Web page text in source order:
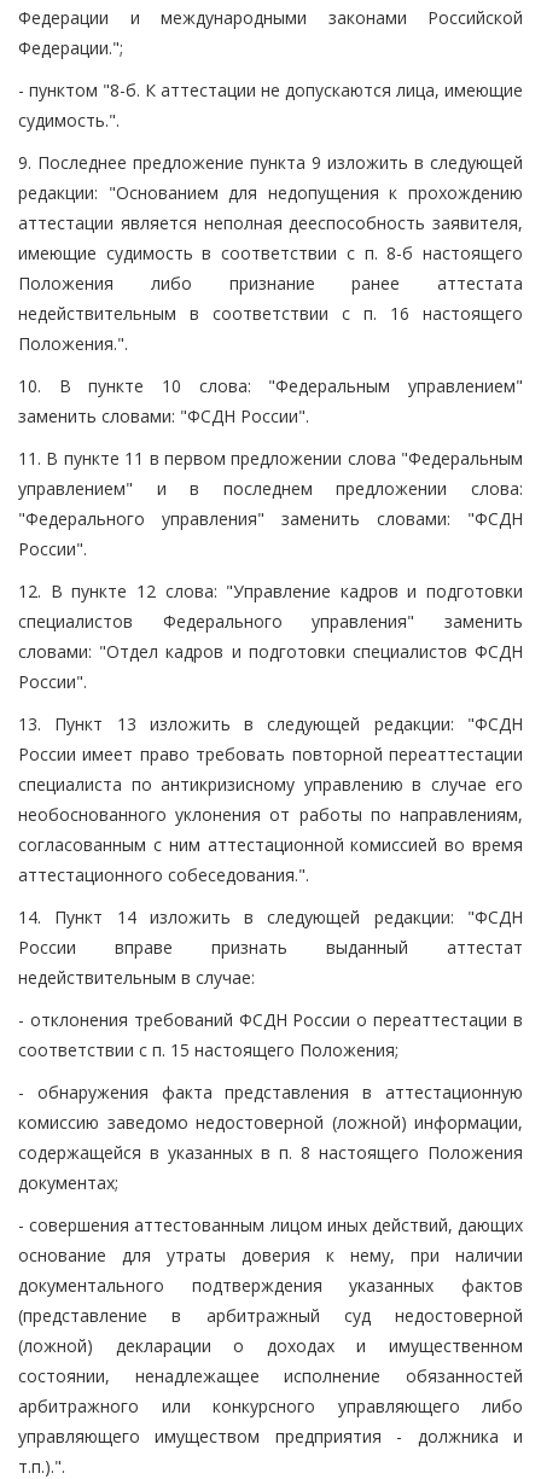
Федерации и международными законами Российской
Федерации.";
- пунктом "8-б. К аттестации не допускаются лица, имеющие
судимость.".
9. Последнее предложение пункта 9 изложить в следующей
редакции: "Основанием для недопущения к прохождению
аттестации является неполная дееспособность заявителя,
имеющие судимость в соответствии с п. 8-б настоящего
Положения либо признание ранее аттестата
недействительным в соответствии с п. 16 настоящего
Положения.".
10. В пункте 10 слова: "Федеральным управлением"
заменить словами: "ФСДН России".
11. В пункте 11 в первом предложении слова "Федеральным
управлением" и в последнем предложении слова:
"Федерального управления" заменить словами: "ФСДН
России".
12. В пункте 12 слова: "Управление кадров и подготовки
специалистов Федерального управления" заменить
словами: "Отдел кадров и подготовки специалистов ФСДН
России".
13. Пункт 13 изложить в следующей редакции: "ФСДН
России имеет право требовать повторной переаттестации
специалиста по антикризисному управлению в случае его
необоснованного уклонения от работы по направлениям,
согласованным с ним аттестационной комиссией во время
аттестационного собеседования.".
14. Пункт 14 изложить в следующей редакции: "ФСДН
России вправе признать выданный аттестат
недействительным в случае:
- отклонения требований ФСДН России о переаттестации в
соответствии с п. 15 настоящего Положения;
- обнаружения факта представления в аттестационную
комиссию заведомо недостоверной (ложной) информации,
содержащейся в указанных в п. 8 настоящего Положения
документах;
- совершения аттестованным лицом иных действий, дающих
основание для утраты доверия к нему, при наличии
документального подтверждения указанных фактов
(представление в арбитражный суд недостоверной
(ложной) декларации о доходах и имущественном
состоянии, ненадлежащее исполнение обязанностей
арбитражного или конкурсного управляющего либо
управляющего имуществом предприятия - должника и
т.п.).".